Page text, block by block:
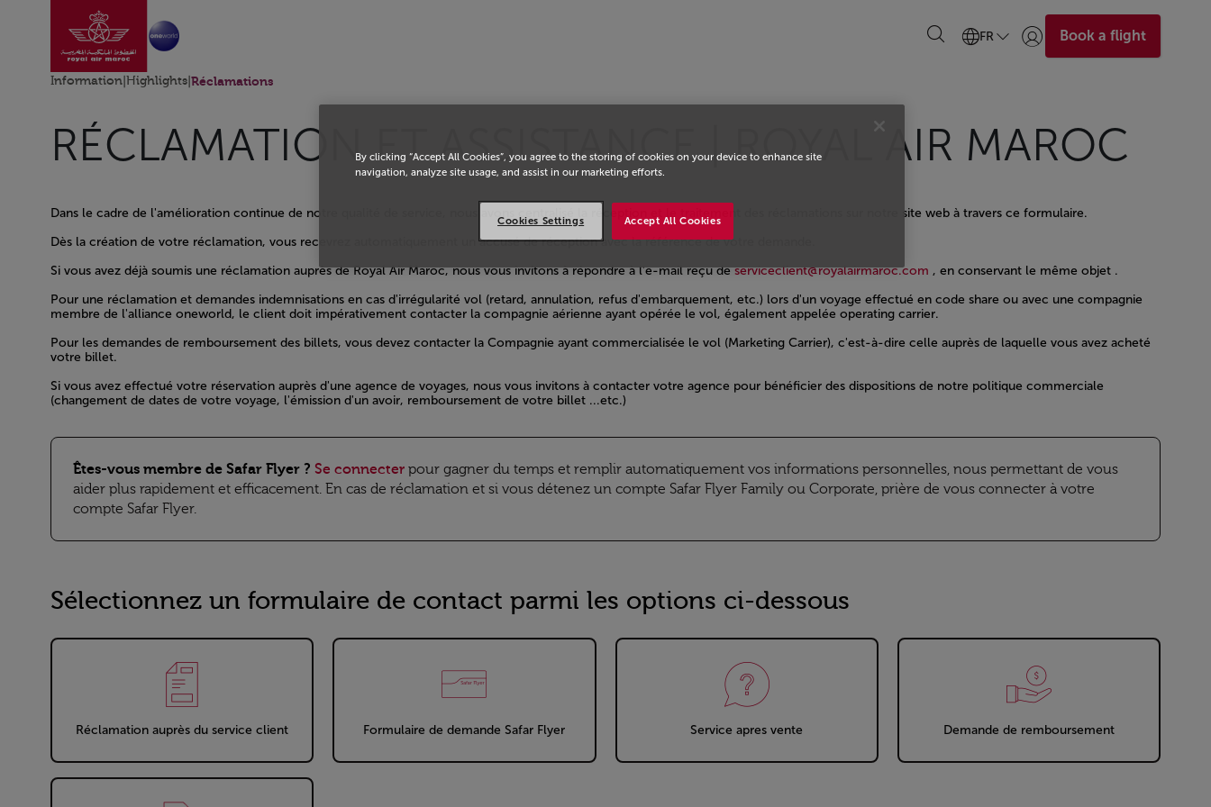
Saut au contenu principal
Aller à la page accueil FR Se connecter | S’inscrire)
Book a flight
Information Highlights Réclamations
RÉCLAMATION ET ASSISTANCE | ROYAL AIR MAROC
Dans le cadre de l'amélioration continue de notre qualité de service, nous avons centralisé la réception et le traitement des réclamations sur notre site web à travers ce formulaire.
Dès la création de votre réclamation, vous recevrez automatiquement un accusé de réception avec la référence de votre demande.
Si vous avez déjà soumis une réclamation auprès de Royal Air Maroc, nous vous invitons à répondre à l'e-mail reçu deserviceclient@royalairmaroc.com , en conservant le même objet .
Pour une réclamation et demandes indemnisations en cas d'irrégularité vol (retard, annulation, refus d'embarquement, etc.) lors d'un voyage effectué en code share ou avec une compagnie
membre de l'alliance oneworld, le client doit impérativement contacter la compagnie aérienne ayant opérée le vol, également appelée operating carrier.
Pour les demandes de remboursement des billets, vous devez contacter la Compagnie ayant commercialisée le vol (Marketing Carrier), c'est-à-dire celle auprès de laquelle vous avez acheté
votre billet.
Si vous avez effectué votre réservation auprès d'une agence de voyages, nous vous invitons à contacter votre agence pour bénéficier des dispositions de notre politique commerciale
(changement de dates de votre voyage, l'émission d'un avoir, remboursement de votre billet ...etc.)
Open in a new window
Êtes-vous membre de Safar Flyer ? Se connecter pour gagner du temps et remplir automatiquement vos informations personnelles, nous permettant de vous
aider plus rapidement et efficacement. En cas de réclamation et si vous détenez un compte Safar Flyer Family ou Corporate, prière de vous connecter à votre
compte Safar Flyer.
Sélectionnez un formulaire de contact parmi les options ci-dessous
Réclamation auprès du service client Formulaire de demande Safar Flyer Service apres vente Demande de remboursement
By clicking “Accept All Cookies”, you agree to the storing of cookies on your device to enhance site
navigation, analyze site usage, and assist in our marketing efforts.
Accept All Cookies
Cookies Settings